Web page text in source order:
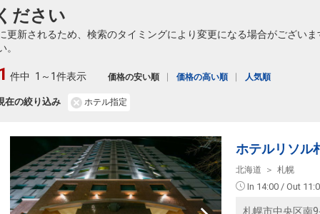
ださい
新されるため、検索のタイミングにより変更になる場合がござい
在の絞り込み ホテル指定
件中 1～1件表示 価格の安い順 価格の高い順 人気順
ホテルリソ
北海道 札幌
In 14:00 / Out
札幌市中央区南